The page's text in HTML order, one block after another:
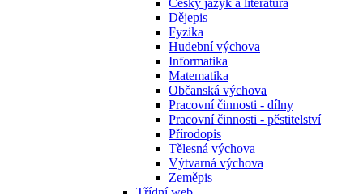
Český jazyk a literatura
Dějepis
Fyzika
Hudební výchova
Informatika
Matematika
Občanská výchova
Pracovní činnosti - dílny
Pracovní činnosti - pěstitelství
Přírodopis
Tělesná výchova
Výtvarná výchova
Zeměpis